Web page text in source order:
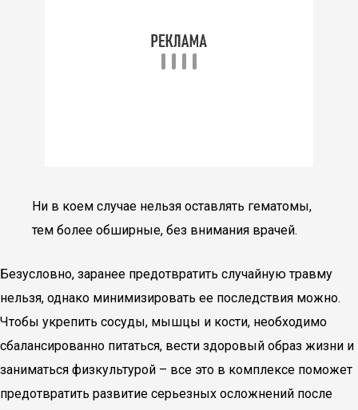
Ни в коем случае нельзя оставлять гематомы,
тем более обширные, без внимания врачей.
Безусловно, заранее предотвратить случайную травму
нельзя, однако минимизировать ее последствия можно.
Чтобы укрепить сосуды, мышцы и кости, необходимо
сбалансированно питаться, вести здоровый образ жизни и
заниматься физкультурой – все это в комплексе поможет
предотвратить развитие серьезных осложнений после